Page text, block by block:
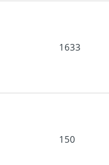
1633
150